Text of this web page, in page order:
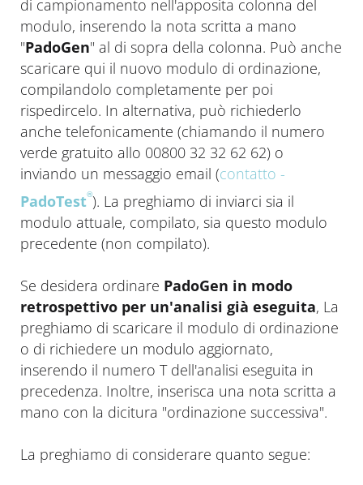
di campionamento nell'apposita colonna del
modulo, inserendo la nota scritta a mano
"PadoGen" al di sopra della colonna. Può anche
scaricare qui il nuovo modulo di ordinazione,
compilandolo completamente per poi
rispedircelo. In alternativa, può richiederlo
anche telefonicamente (chiamando il numero
verde gratuito allo 00800 32 32 62 62) o
inviando un messaggio email (contatto -
PadoTest®). La preghiamo di inviarci sia il
modulo attuale, compilato, sia questo modulo
precedente (non compilato).
Se desidera ordinare PadoGen in modo
retrospettivo per un'analisi già eseguita, La
preghiamo di scaricare il modulo di ordinazione
o di richiedere un modulo aggiornato,
inserendo il numero T dell'analisi eseguita in
precedenza. Inoltre, inserisca una nota scritta a
mano con la dicitura "ordinazione successiva".
La preghiamo di considerare quanto segue: